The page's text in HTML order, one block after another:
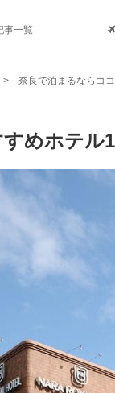
事一覧
奈良で泊まるならコ
めホテル